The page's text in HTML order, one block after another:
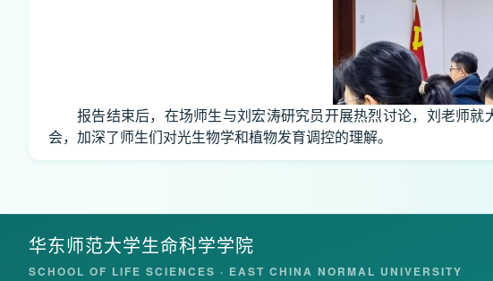
报告结束后，在场师生与刘宏涛研究员开展热烈讨论，刘老师
会，加深了师生们对光生物学和植物发育调控的理解。
华东师范大学生命科学学院
SCHOOL OF LIFE SCIENCES · EAST CHINA NORMAL UNIVERSITY